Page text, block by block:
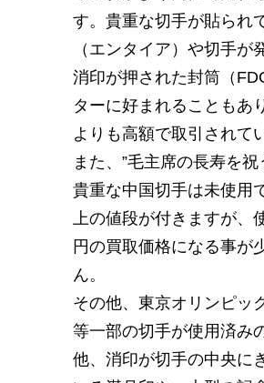
す。貴重な切手が貼られ
（エンタイア）や切手が
消印が押された封筒（
ターに好まれることもあ
よりも高額で取引されて
また、”毛主席の長寿を祝
貴重な中国切手は未使用
上の値段が付きますが、
円の買取価格になる事が
ん。
その他、東京オリンピッ
等一部の切手が使用済み
他、消印が切手の中央に